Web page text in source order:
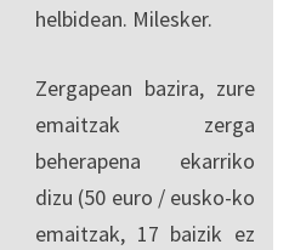
helbidean. Milesker.
Zergapean bazira, zure
emaitzak zerga
beherapena ekarriko
dizu (50 euro / eusko-ko
emaitzak, 17 baizik ez